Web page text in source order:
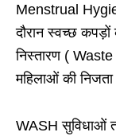
Menstrual
दौरान स्वच्छ
निस्तारण (
महिलाओं की
WASH सुविधाओं